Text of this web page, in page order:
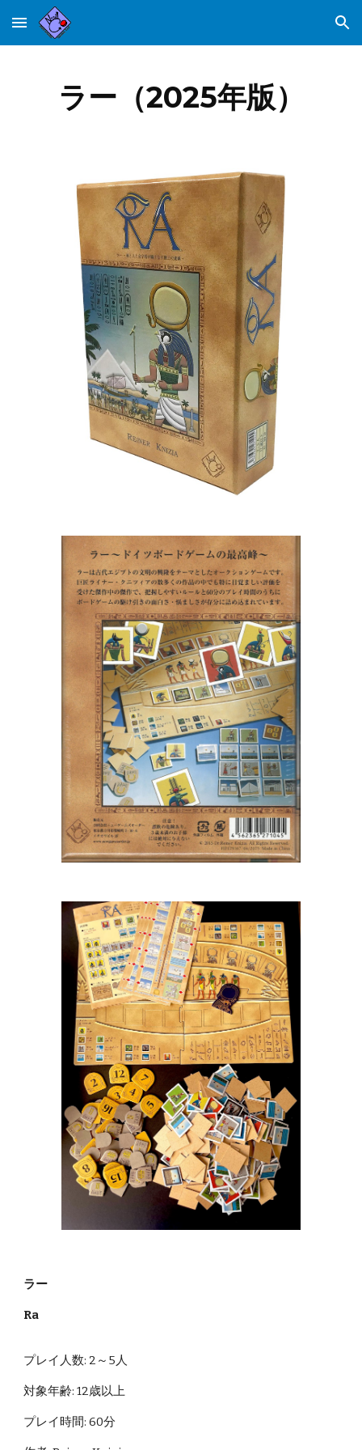
Skip to main content Skip to navigation
ラー（2025年版）
ラー
Ra
プレイ人数: 2～5人
対象年齢: 12歳以上
プレイ時間: 60分